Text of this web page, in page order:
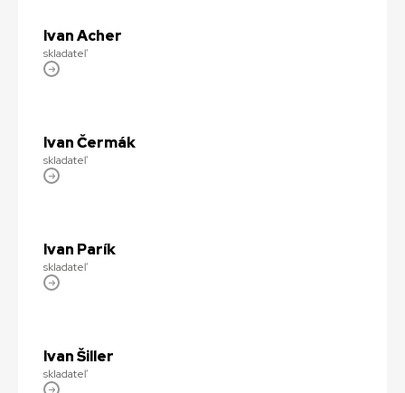
Ivan Acher
skladateľ
Ivan Čermák
skladateľ
Ivan Parík
skladateľ
Ivan Šiller
skladateľ